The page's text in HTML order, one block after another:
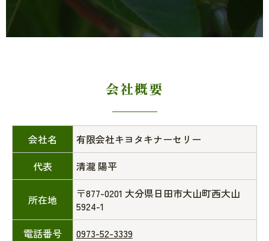
会社概要
会社名
有限会社キヨタキナーセリー
代表
清瀧 陽平
所在地
〒877-0201 大分県日田市大山町西大山
5924-1
電話番号
0973-52-3339